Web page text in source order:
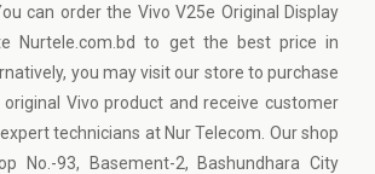
can order the Vivo V25e Original Display
Nurtele.com.bd to get the best price in
you may visit our store to purchase
Vivo product and receive customer
technicians at Nur Telecom. Our shop
No.-93, Basement-2, Bashundhara City